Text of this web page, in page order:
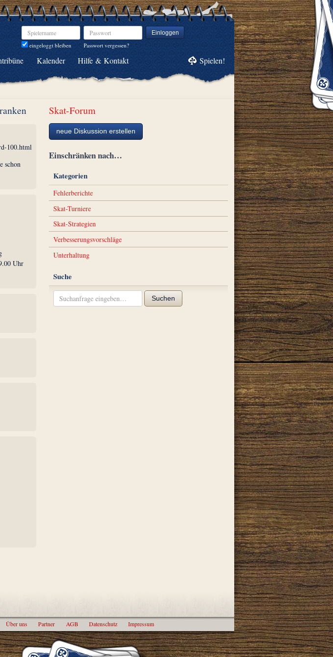
Spielername
eingeloggt bleiben
Passwort Einloggen
Passwort vergessen?
Kalender Hilfe & Kontakt Spielen!
100.html
schon
Uhr
Skat-Forum
neue Diskussion erstellen
Einschränken nach…
Kategorien
Fehlerberichte
Skat-Turniere
Skat-Strategien
Verbesserungsvorschläge
Unterhaltung
Suche
Suchen
Über uns Partner AGB Datenschutz Impressum